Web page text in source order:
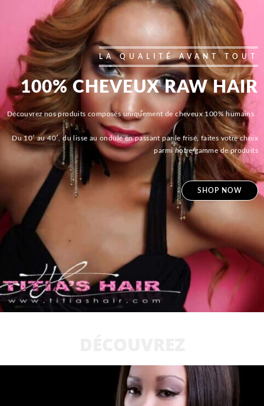
LA QUALITÉ AVANT TOUT
100% CHEVEUX RAW HAIR
Découvrez nos produits composés uniquement de cheveux 100% humains.
Du 10′ au 40′, du lisse au ondulé en passant par le frisé, faites votre choix
parmi notre gamme de produits
SHOP NOW